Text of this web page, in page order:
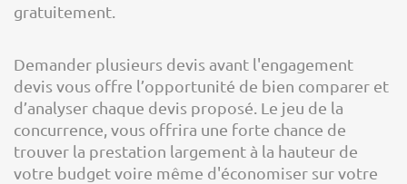
gratuitement.
Demander plusieurs devis avant l'engagement
devis vous offre l’opportunité de bien comparer et
d’analyser chaque devis proposé. Le jeu de la
concurrence, vous offrira une forte chance de
trouver la prestation largement à la hauteur de
votre budget voire même d'économiser sur votre